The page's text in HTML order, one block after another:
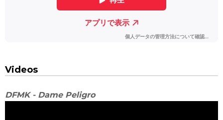
Videos
DFMK - Dame Peligro